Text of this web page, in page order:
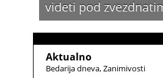
videti pod
Aktualno
Bedarija dneva Zanimivosti